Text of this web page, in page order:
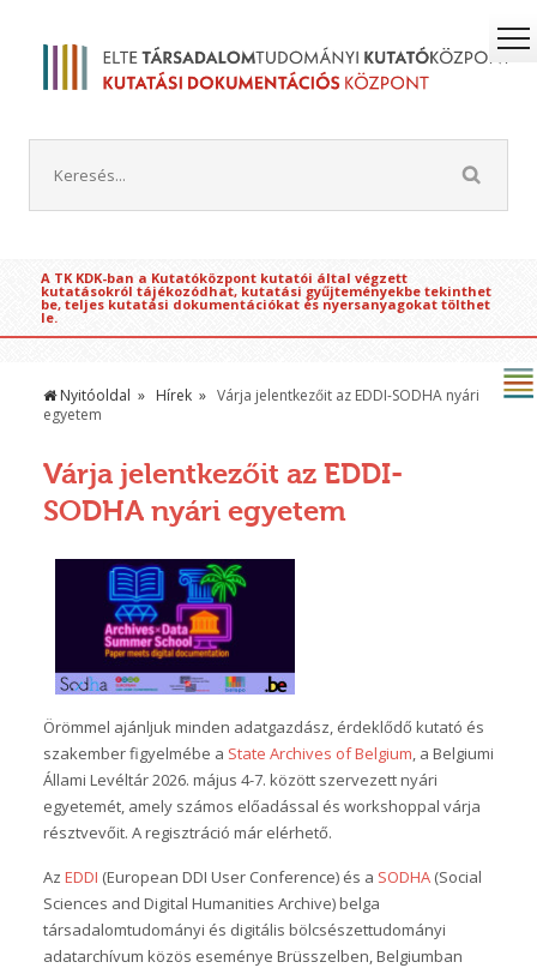
A TK KDK-ban a Kutatóközpont kutatói által végzett
kutatásokról tájékozódhat, kutatási gyűjteményekbe tekinthet
be, teljes kutatási dokumentációkat és nyersanyagokat tölthet
le.
Nyitóoldal Hírek
Várja jelentkezőit az EDDI-SODHA nyári
egyetem
Várja jelentkezőit az EDDI-
SODHA nyári egyetem
Örömmel ajánljuk minden adatgazdász, érdeklődő kutató és
szakember figyelmébe a State Archives of Belgium, a Belgiumi
Állami Levéltár 2026. május 4-7. között szervezett nyári
egyetemét, amely számos előadással és workshoppal várja
résztvevőit. A regisztráció már elérhető.
Az EDDI (European DDI User Conference) és a SODHA(Social
Sciences and Digital Humanities Archive) belga
társadalomtudományi és digitális bölcsészettudományi
adatarchívum közös eseménye Brüsszelben, Belgiumban